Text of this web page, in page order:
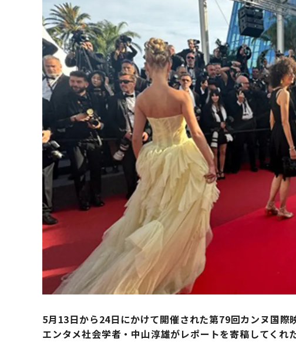
5月13日から24日にかけて開催された第79回カンヌ国
エンタメ社会学者・中山淳雄がレポートを寄稿してくれた